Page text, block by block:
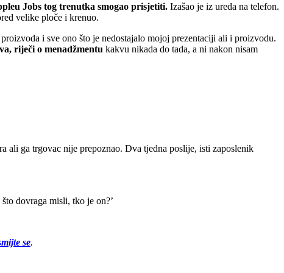
Jobs tog trenutka smogao prisjetiti. Izašao je iz ureda na telefon.
velike ploče i krenuo.
i sve ono što je nedostajalo mojoj prezentaciji ali i proizvodu.
riječi o menadžmentu kakvu nikada do tada, a ni nakon nisam
ali ga trgovac nije prepoznao. Dva tjedna poslije, isti zaposlenik
dovraga misli, tko je on?’
se.